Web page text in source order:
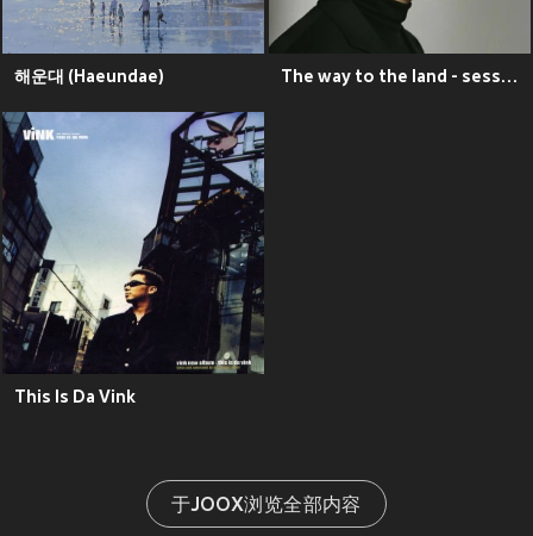
해운대 (Haeundae) The way to the land - session1
This Is Da Vink
于JOOX浏览全部内容